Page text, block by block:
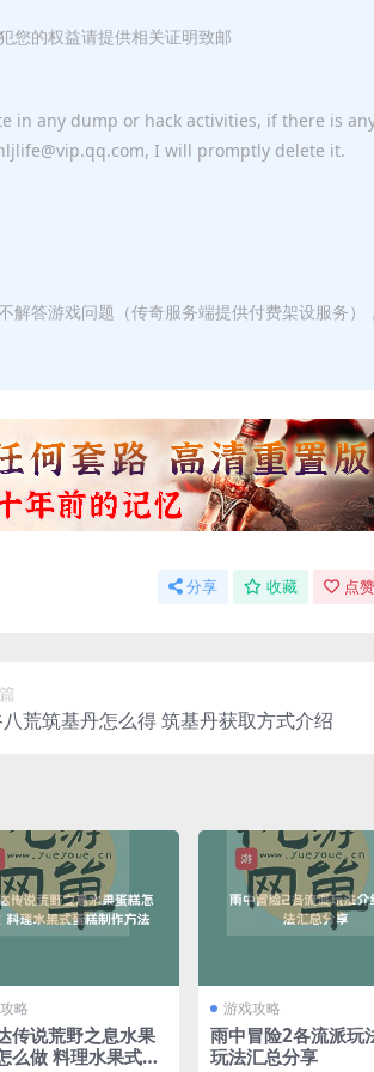
您的权益请提供相关证明致邮
in any dump or hack activities, if there is
I will promptly delete it.
解答游戏问题（传奇服务端提供付费架设服务）
分享 收藏 点
八荒筑基丹怎么得 筑基丹获取方式介绍
略
传说荒野之息水果
么做 料理水果式蛋
游戏攻略
雨中冒险2各流派玩
玩法汇总分享